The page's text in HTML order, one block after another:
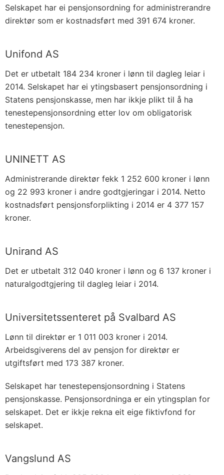
Selskapet har ei pensjonsordning for administrerandre
direktør som er kostnadsført med 391 674 kroner.
Unifond AS
Det er utbetalt 184 234 kroner i lønn til dagleg leiar i
2014. Selskapet har ei ytingsbasert pensjonsordning i
Statens pensjonskasse, men har ikkje plikt til å ha
tenestepensjonsordning etter lov om obligatorisk
tenestepensjon.
UNINETT AS
Administrerande direktør fekk 1 252 600 kroner i lønn
og 22 993 kroner i andre godtgjeringar i 2014. Netto
kostnadsført pensjonsforplikting i 2014 er 4 377 157
kroner.
Unirand AS
Det er utbetalt 312 040 kroner i lønn og 6 137 kroner i
naturalgodtgjering til dagleg leiar i 2014.
Universitetssenteret på Svalbard AS
Lønn til direktør er 1 011 003 kroner i 2014.
Arbeidsgiverens del av pensjon for direktør er
utgiftsført med 173 387 kroner.
Selskapet har tenestepensjonsordning i Statens
pensjonskasse. Pensjonsordninga er ein ytingsplan for
selskapet. Det er ikkje rekna eit eige fiktivfond for
selskapet.
Vangslund AS